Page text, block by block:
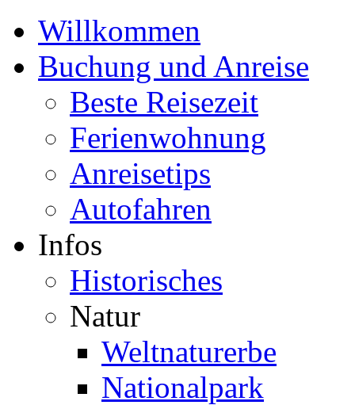
Willkommen
Buchung und Anreise
Beste Reisezeit
Ferienwohnung
Anreisetips
Autofahren
Infos
Historisches
Natur
Weltnaturerbe
Nationalpark